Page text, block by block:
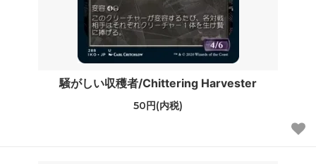
騒がしい収穫者/Chittering Harvester
50円(内税)